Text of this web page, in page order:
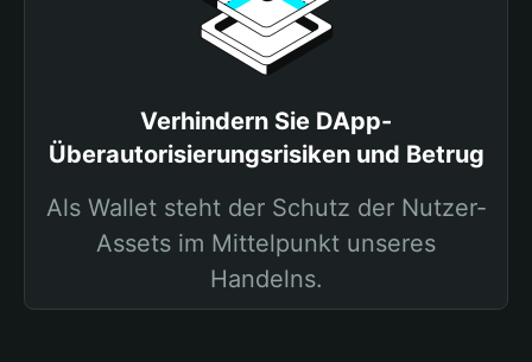
Verhindern Sie DApp-
Überautorisierungsrisiken und Betrug
Als Wallet steht der Schutz der Nutzer-
Assets im Mittelpunkt unseres
Handelns.